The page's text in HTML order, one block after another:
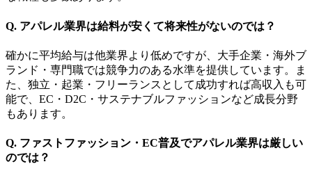
Q. アパレル業界は給料が安くて将来性がないのでは？
確かに平均給与は他業界より低めですが、大手企業・海外ブ
ランド・専門職では競争力のある水準を提供しています。ま
た、独立・起業・フリーランスとして成功すれば高収入も可
能で、EC・D2C・サステナブルファッションなど成長分野
もあります。
Q. ファストファッション・EC普及でアパレル業界は厳しい
のでは？